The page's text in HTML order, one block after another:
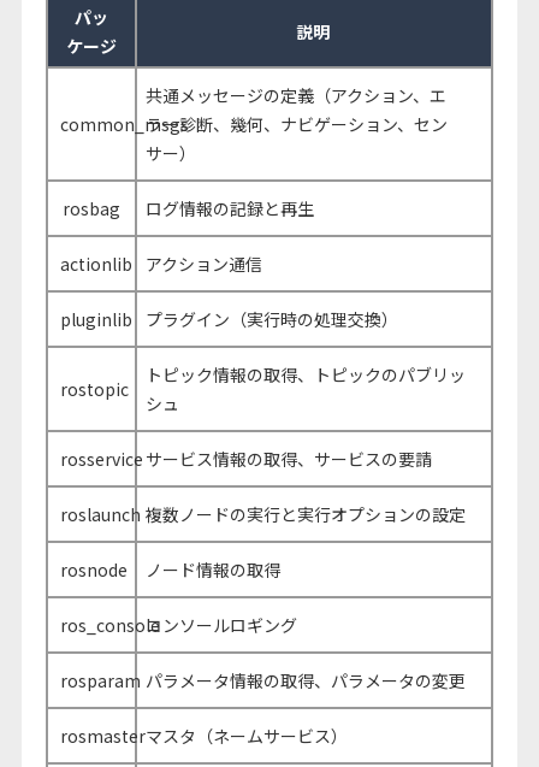
パッ
ケージ
説明
common_msgs
共通メッセージの定義（アクション、エ
ラー診断、幾何、ナビゲーション、セン
サー）
rosbag ログ情報の記録と再生
actionlib アクション通信
pluginlib プラグイン（実行時の処理交換）
rostopic
トピック情報の取得、トピックのパブリッ
シュ
rosservice サービス情報の取得、サービスの要請
roslaunch 複数ノードの実行と実行オプションの設定
rosnode ノード情報の取得
ros_consoleコンソールロギング
rosparam パラメータ情報の取得、パラメータの変更
rosmasterマスタ（ネームサービス）